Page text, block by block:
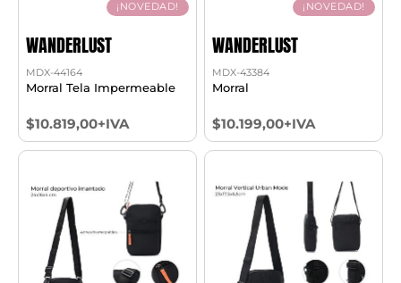
¡NOVEDAD!
WANDERLUST
MDX-44164
Morral Tela Impermeable
$10.819,00+IVA
¡NOVEDAD!
WANDERLUST
MDX-43384
Morral
$10.199,00+IVA